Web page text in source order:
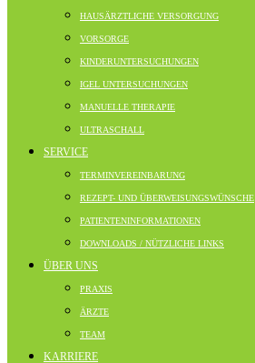
HAUSÄRZTLICHE VERSORGUNG
VORSORGE
KINDERUNTERSUCHUNGEN
IGEL UNTERSUCHUNGEN
MANUELLE THERAPIE
ULTRASCHALL
SERVICE
TERMINVEREINBARUNG
REZEPT- UND ÜBERWEISUNGSWÜNSCHE
PATIENTENINFORMATIONEN
DOWNLOADS / NÜTZLICHE LINKS
ÜBER UNS
PRAXIS
ÄRZTE
TEAM
KARRIERE